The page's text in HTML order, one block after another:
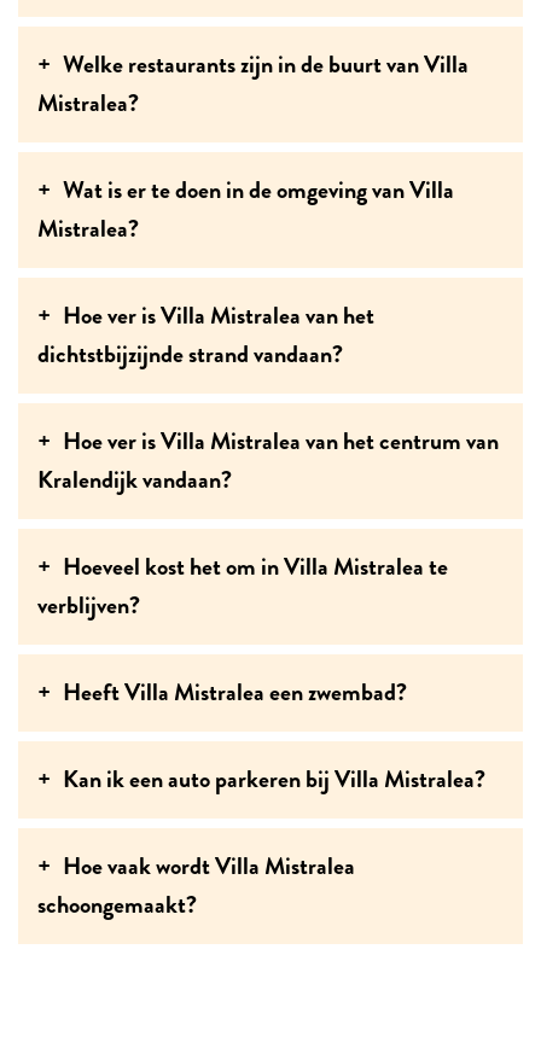
Welke restaurants zijn in de buurt van Villa
Mistralea?
Wat is er te doen in de omgeving van Villa
Mistralea?
Hoe ver is Villa Mistralea van het
dichtstbijzijnde strand vandaan?
Hoe ver is Villa Mistralea van het centrum van
Kralendijk vandaan?
Hoeveel kost het om in Villa Mistralea te
verblijven?
Heeft Villa Mistralea een zwembad?
Kan ik een auto parkeren bij Villa Mistralea?
Hoe vaak wordt Villa Mistralea
schoongemaakt?